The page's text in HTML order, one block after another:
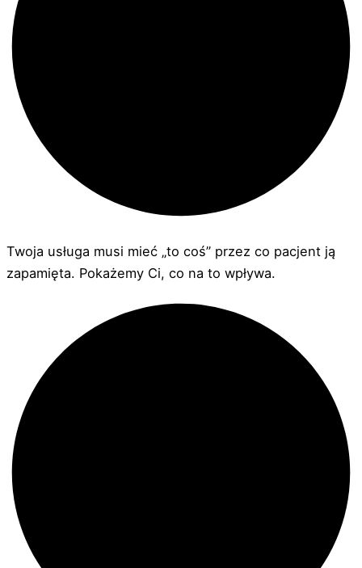
Twoja usługa musi mieć „to coś” przez co pacjent ją
zapamięta. Pokażemy Ci, co na to wpływa.